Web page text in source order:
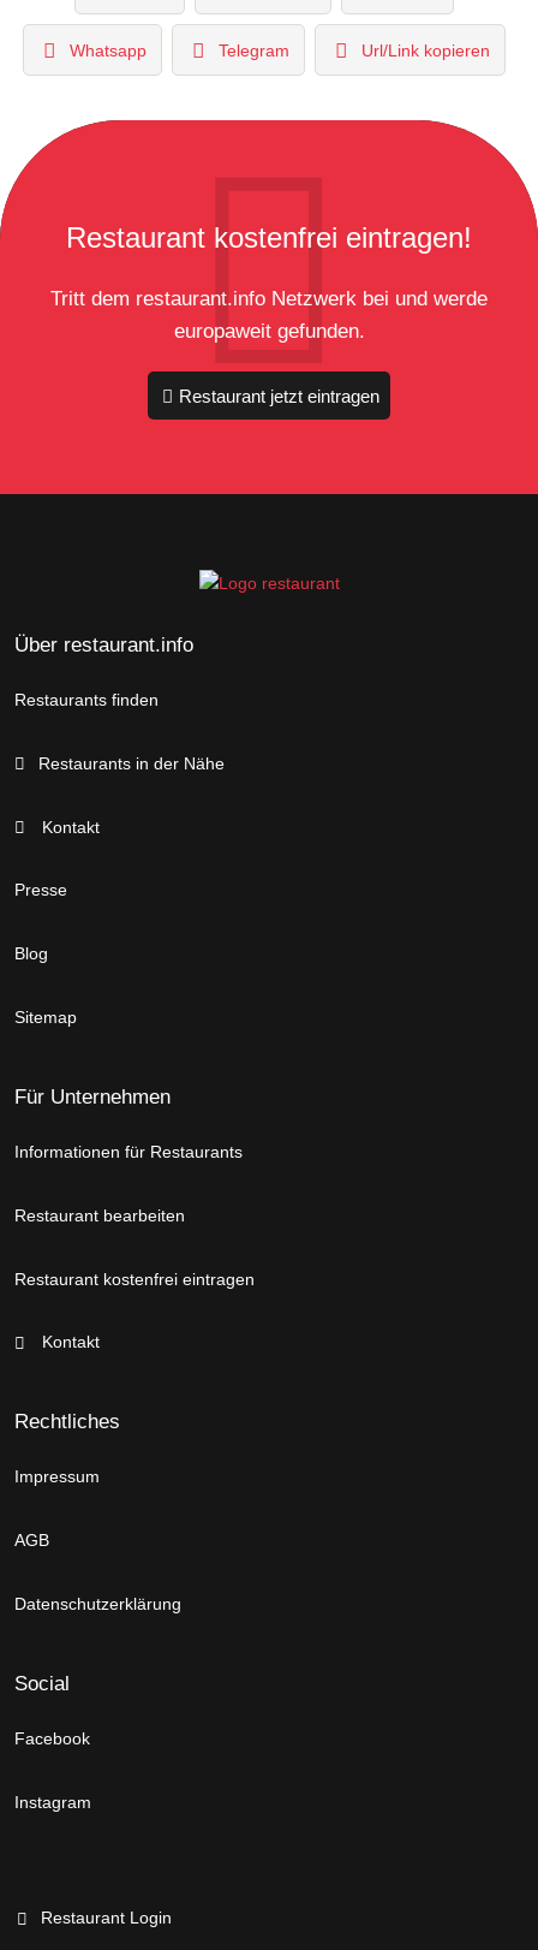
Whatsapp Telegram Url/Link kopieren
Restaurant kostenfrei eintragen!
Tritt dem restaurant.info Netzwerk bei und werde
europaweit gefunden.
Restaurant jetzt eintragen
Über restaurant.info
Restaurants finden
Restaurants in der Nähe
Kontakt
Presse
Blog
Sitemap
Für Unternehmen
Informationen für Restaurants
Restaurant bearbeiten
Restaurant kostenfrei eintragen
Kontakt
Rechtliches
Impressum
AGB
Datenschutzerklärung
Social
Facebook
Instagram
Restaurant Login